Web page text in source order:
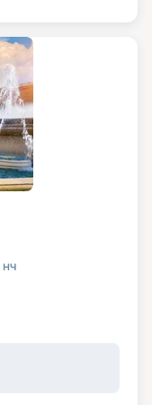
нч